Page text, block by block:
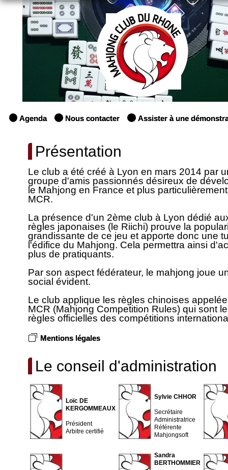
Agenda Nous contacter Assister à une
Présentation
Le club a été créé à Lyon en mars 2014 par
groupe d'amis passionnés désireux de
le Mahjong en France et plus
MCR.
La présence d'un 2ème club à Lyon dédié
règles japonaises (le Riichi) prouve la
grandissante de ce jeu et apporte donc une
l'édifice du Mahjong. Cela permettra ainsi
plus de pratiquants.
Par son aspect fédérateur, le mahjong joue
social évident.
Le club applique les règles chinoises
MCR (Mahjong Competition Rules) qui sont
règles officielles des compétitions
Mentions légales
Le conseil d'administration
Loïc DE
KERGOMMEAUX
Président
Arbitre certifié
Sylvie CHHOR
Secrétaire
Administratrice
Référente
Mahjongsoft
Sandra
BERTHOMMIER